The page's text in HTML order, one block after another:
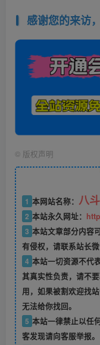
感谢您的来访
© 版权声明
1 本网站名称： 八
2 本站永久网址：
3 本站文章部分内容
有侵权，请联系站长
4 本站一切资源不代
其真实性负责，请不
用，如果被割欢迎找
无法给你找回。
5 本站一律禁止以任
客发现请向客服举报。